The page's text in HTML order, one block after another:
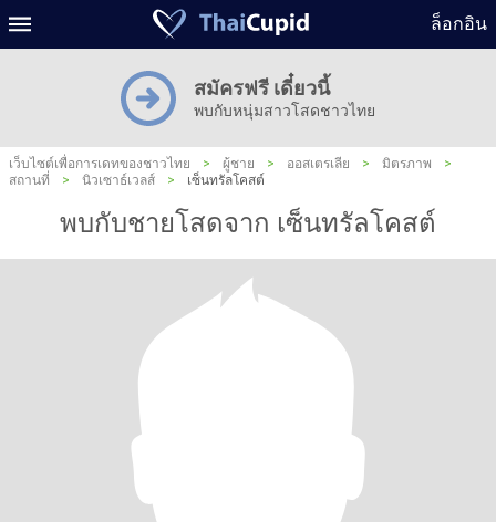
ล็อกอิน
สมัครฟรี เดี๋ยวนี้
พบกับหนุ่มสาวโสดชาวไทย
เว็บไซต์เพื่อการเดทของชาวไทย > ผู้ชาย > ออสเตรเลีย > มิตรภาพ
>
สถานที่
> นิวเซาธ์เวลส์ > เซ็นทรัลโคสต์
พบกับชายโสดจาก เซ็นทรัลโคสต์